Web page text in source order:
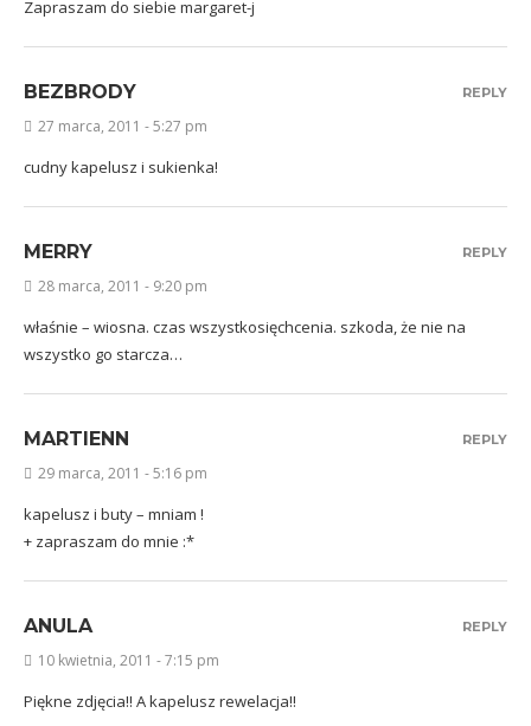
Zapraszam do siebie margaret-j
BEZBRODY
27 marca, 2011 - 5:27 pm
cudny kapelusz i sukienka!
REPLY
MERRY
28 marca, 2011 - 9:20 pm
właśnie – wiosna. czas wszystkosięchcenia. szkoda, że nie na
wszystko go starcza…
REPLY
MARTIENN
29 marca, 2011 - 5:16 pm
kapelusz i buty – mniam !
+ zapraszam do mnie :*
REPLY
ANULA
10 kwietnia, 2011 - 7:15 pm
Piękne zdjęcia!! A kapelusz rewelacja!!
REPLY